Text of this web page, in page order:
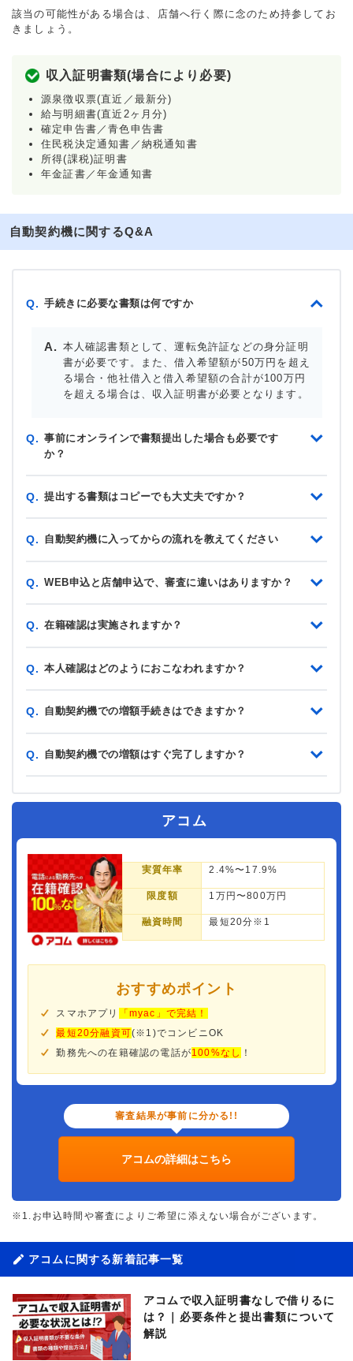
該当の可能性がある場合は、店舗へ行く際に念のため持参してお
きましょう。
収入証明書類(場合により必要)
源泉徴収票(直近／最新分)
給与明細書(直近2ヶ月分)
確定申告書／青色申告書
住民税決定通知書／納税通知書
所得(課税)証明書
年金証書／年金通知書
自動契約機に関するQ&A
Q. 手続きに必要な書類は何ですか
本人確認書類として、運転免許証などの身分証明
書が必要です。また、借入希望額が50万円を超え
る場合・他社借入と借入希望額の合計が100万円
を超える場合は、収入証明書が必要となります。
Q. 事前にオンラインで書類提出した場合も必要です
か？
Q. 提出する書類はコピーでも大丈夫ですか？
Q. 自動契約機に入ってからの流れを教えてください
Q. WEB申込と店舗申込で、審査に違いはありますか？
Q. 在籍確認は実施されますか？
Q. 本人確認はどのようにおこなわれますか？
Q. 自動契約機での増額手続きはできますか？
Q. 自動契約機での増額はすぐ完了しますか？
アコム
実質年率 2.4%〜17.9%
限度額 1万円〜800万円
融資時間 最短20分※1
おすすめポイント
スマホアプリ
「myac」で完結！
最短20分融資可(※1)でコンビニOK
勤務先への在籍確認の電話が100%なし ！
審査結果が事前に分かる!!
アコムの詳細はこちら
※1.お申込時間や審査によりご希望に添えない場合がございます。
アコムに関する新着記事一覧
アコムで収入証明書なしで借りるに
は？｜必要条件と提出書類について
解説